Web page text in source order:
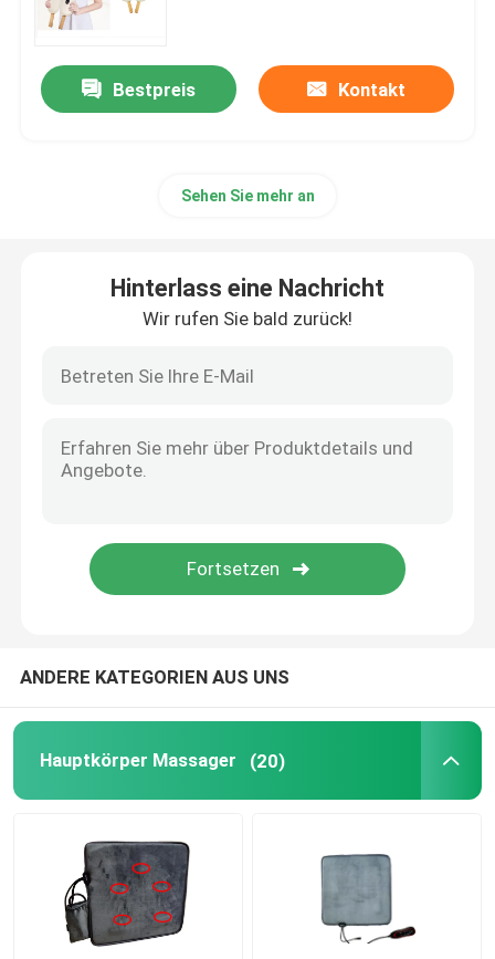
Handsauerstoff-Injektor
Keimer-Reinigungsapparat
UVC keimtötende Rohre
Bestpreis Kontakt
Sehen Sie mehr an
Hinterlass eine Nachricht
Wir rufen Sie bald zurück!
ANDERE KATEGORIEN AUS UNS
Hauptkörper Massager (20)